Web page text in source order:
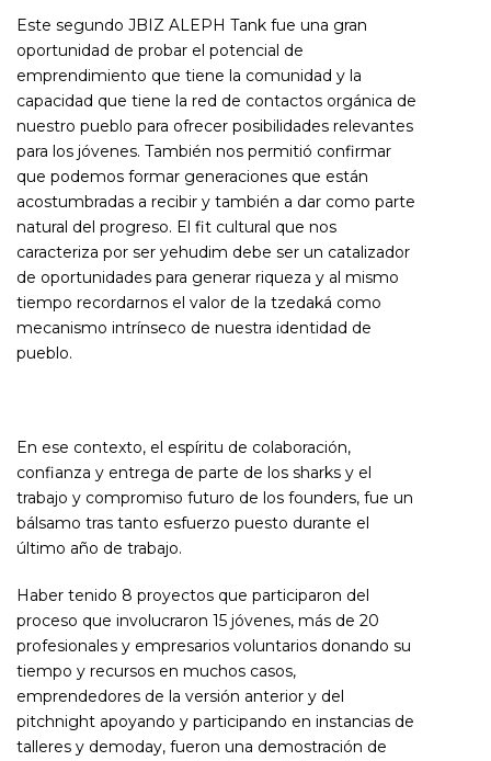
Este segundo JBIZ ALEPH Tank fue una gran
oportunidad de probar el potencial de
emprendimiento que tiene la comunidad y la
capacidad que tiene la red de contactos orgánica de
nuestro pueblo para ofrecer posibilidades relevantes
para los jóvenes. También nos permitió confirmar
que podemos formar generaciones que están
acostumbradas a recibir y también a dar como parte
natural del progreso. El fit cultural que nos
caracteriza por ser yehudim debe ser un catalizador
de oportunidades para generar riqueza y al mismo
tiempo recordarnos el valor de la tzedaká como
mecanismo intrínseco de nuestra identidad de
pueblo.
En ese contexto, el espíritu de colaboración,
confianza y entrega de parte de los sharks y el
trabajo y compromiso futuro de los founders, fue un
bálsamo tras tanto esfuerzo puesto durante el
último año de trabajo.
Haber tenido 8 proyectos que participaron del
proceso que involucraron 15 jóvenes, más de 20
profesionales y empresarios voluntarios donando su
tiempo y recursos en muchos casos,
emprendedores de la versión anterior y del
pitchnight apoyando y participando en instancias de
talleres y demoday, fueron una demostración de